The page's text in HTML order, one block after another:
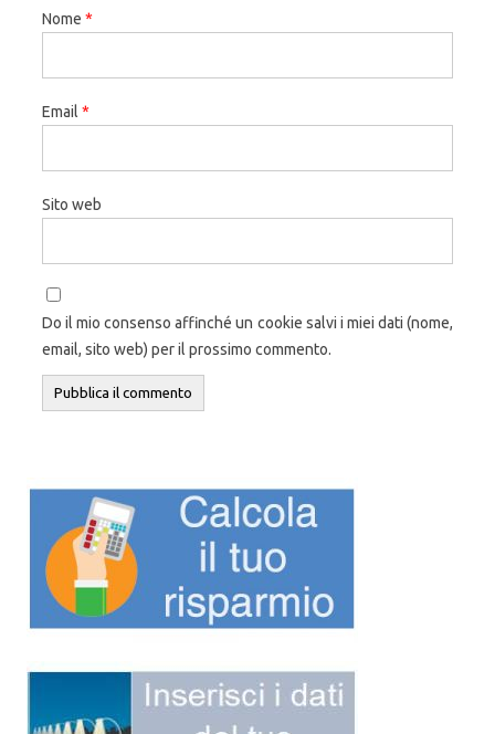
Nome *
Email *
Sito web
Do il mio consenso affinché un cookie salvi i miei dati (nome,
email, sito web) per il prossimo commento.